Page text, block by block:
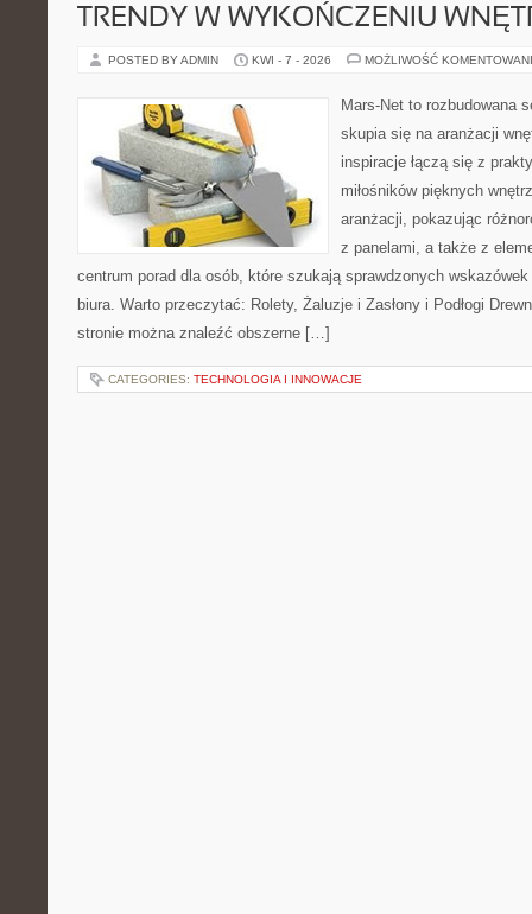
TRENDY W WYKOŃCZENIU
POSTED BY ADMIN KWI - 7 - 2026 MOŻLIWOŚĆ
Mars-Net to rozbudowana
skupia się na aranżacji
inspiracje łączą się z
miłośników pięknych
aranżacji, pokazując
z panelami, a także z
centrum porad dla osób, które szukają sprawdzonych
biura. Warto przeczytać: Rolety, Żaluzje i Zasłony i Podłogi
stronie można znaleźć obszerne […]
CATEGORIES: TECHNOLOGIA I INNOWACJE